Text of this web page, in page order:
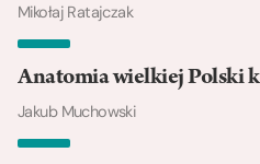
Mikołaj Ratajczak
Anatomia wielkiej Polski
Jakub Muchowski